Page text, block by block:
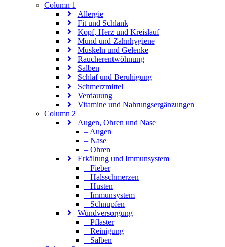
Column 1
Allergie
Fit und Schlank
Kopf, Herz und Kreislauf
Mund und Zahnhygiene
Muskeln und Gelenke
Raucherentwöhnung
Salben
Schlaf und Beruhigung
Schmerzmittel
Verdauung
Vitamine und Nahrungsergänzungen
Column 2
Augen, Ohren und Nase
– Augen
– Nase
– Ohren
Erkältung und Immunsystem
– Fieber
– Halsschmerzen
– Husten
– Immunsystem
– Schnupfen
Wundversorgung
– Pflaster
– Reinigung
– Salben